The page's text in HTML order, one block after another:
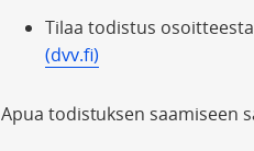
Tilaa todistus
(dvv.fi)
Apua todistuksen saamiseen